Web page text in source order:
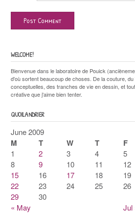
WELCOME!
Bienvenue dans le laboratoire de Pouick
d'où sortent beaucoup de choses. De la couture,
conceptuelles, des tranches de vie en dessin, et
créative que j'aime bien tenter.
QUOILANDRIER
June 2009
M T W T F
« May Jul
1 2 3 4 5
8
9 10 11 12
15
16 17 18 19
22
23 24 25 26
29
30